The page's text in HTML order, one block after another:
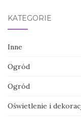
KATEGORIE
Inne
Ogród
Ogród
Oświetlenie i